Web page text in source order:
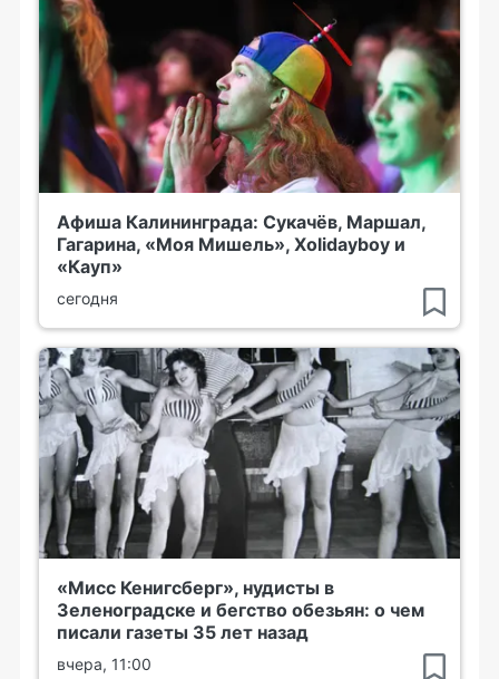
Афиша Калининграда: Сукачёв, Маршал,
Гагарина, «Моя Мишель», Xolidayboy и
«Кауп»
сегодня
«Мисс Кенигсберг», нудисты в
Зеленоградске и бегство обезьян: о чем
писали газеты 35 лет назад
вчера, 11:00